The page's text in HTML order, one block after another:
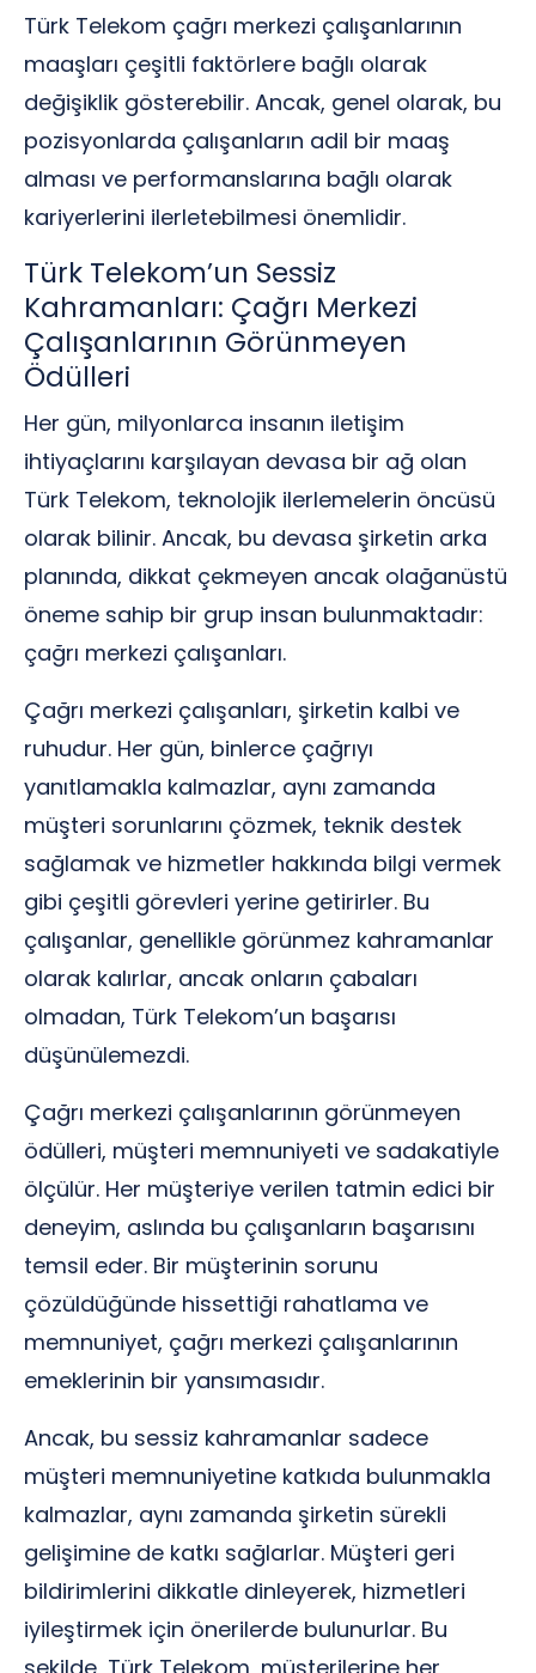
Türk Telekom çağrı merkezi çalışanlarının
maaşları çeşitli faktörlere bağlı olarak
değişiklik gösterebilir. Ancak, genel olarak, bu
pozisyonlarda çalışanların adil bir maaş
alması ve performanslarına bağlı olarak
kariyerlerini ilerletebilmesi önemlidir.
Türk Telekom’un Sessiz
Kahramanları: Çağrı Merkezi
Çalışanlarının Görünmeyen
Ödülleri
Her gün, milyonlarca insanın iletişim
ihtiyaçlarını karşılayan devasa bir ağ olan
Türk Telekom, teknolojik ilerlemelerin öncüsü
olarak bilinir. Ancak, bu devasa şirketin arka
planında, dikkat çekmeyen ancak olağanüstü
öneme sahip bir grup insan bulunmaktadır:
çağrı merkezi çalışanları.
Çağrı merkezi çalışanları, şirketin kalbi ve
ruhudur. Her gün, binlerce çağrıyı
yanıtlamakla kalmazlar, aynı zamanda
müşteri sorunlarını çözmek, teknik destek
sağlamak ve hizmetler hakkında bilgi vermek
gibi çeşitli görevleri yerine getirirler. Bu
çalışanlar, genellikle görünmez kahramanlar
olarak kalırlar, ancak onların çabaları
olmadan, Türk Telekom’un başarısı
düşünülemezdi.
Çağrı merkezi çalışanlarının görünmeyen
ödülleri, müşteri memnuniyeti ve sadakatiyle
ölçülür. Her müşteriye verilen tatmin edici bir
deneyim, aslında bu çalışanların başarısını
temsil eder. Bir müşterinin sorunu
çözüldüğünde hissettiği rahatlama ve
memnuniyet, çağrı merkezi çalışanlarının
emeklerinin bir yansımasıdır.
Ancak, bu sessiz kahramanlar sadece
müşteri memnuniyetine katkıda bulunmakla
kalmazlar, aynı zamanda şirketin sürekli
gelişimine de katkı sağlarlar. Müşteri geri
bildirimlerini dikkatle dinleyerek, hizmetleri
iyileştirmek için önerilerde bulunurlar. Bu